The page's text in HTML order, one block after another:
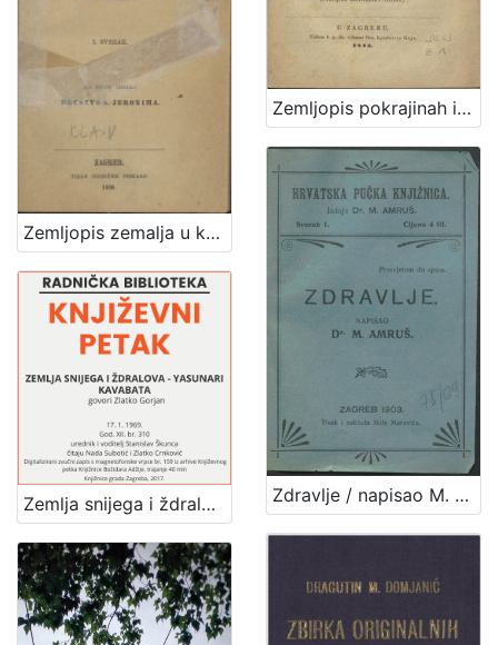
Zemljopis zemalja u kojih obitavaju Hrvati
Zemljopis pokrajinah ilirskih iliti Ogledalo zemlje, na kojoj pribiva narod ilirsko-slavjanski sa opisanjem berdah, potokah, gradovah i znatniih mestah polag sadanjeg stališa, s kratkim dogodopisnim dodatkom i priloženim krajobrazom iliti mapom / od Dragutina Seljana
Zemlja snijega i ždralova - Yasunari Kavabata : Književni petak, 17. 1. 1969., dvorana u Medulićevoj 30 / govori Zlatko Gorjan ; čitaju Nada Subotić i Zlatko Crnković ; urednik i voditelj Stanislav Škunca Zdravlje / napisao M. [Milan] Amruš